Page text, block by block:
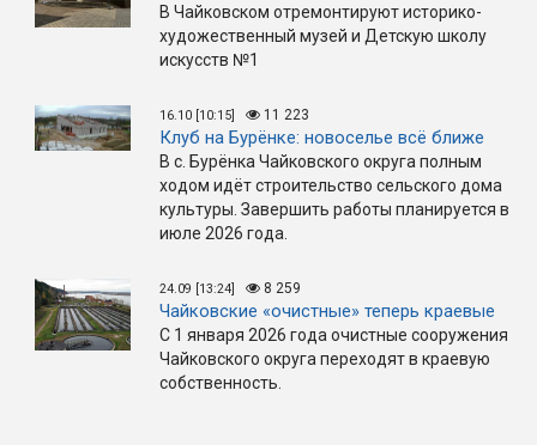
В Чайковском отремонтируют историко-
художественный музей и Детскую школу
искусств №1
16.10 [10:15] 11 223
Клуб на Бурёнке: новоселье всё ближе
В с. Бурёнка Чайковского округа полным
ходом идёт строительство сельского дома
культуры. Завершить работы планируется в
июле 2026 года.
24.09 [13:24] 8 259
Чайковские «очистные» теперь краевые
С 1 января 2026 года очистные сооружения
Чайковского округа переходят в краевую
собственность.